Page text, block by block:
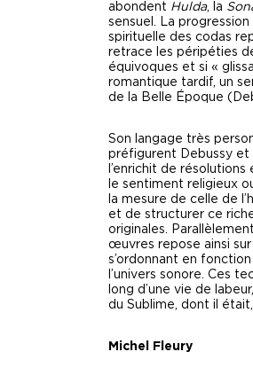
abondent Hulda, la
sensuel. La
spirituelle des codas
retrace les péripéties
équivoques et si «
romantique tardif, un
de la Belle Époque
Son langage très
préfigurent Debussy et
l’enrichit de
le sentiment religieux
la mesure de celle de
et de structurer ce
originales.
œuvres repose ainsi
s’ordonnant en
l’univers sonore. Ces
long d’une vie de
du Sublime, dont il
Michel Fleury